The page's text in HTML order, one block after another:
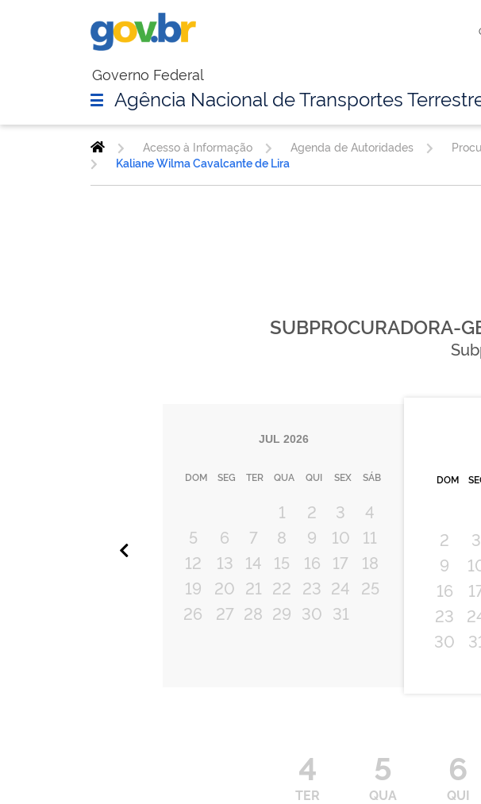
Governo Federal
Agência Nacional de Transportes
Acesso à Informação Agenda de Autoridades
Kaliane Wilma Cavalcante de Lira
SUBPROCURADORA-
JUL 2026
DOM SEG TER QUA QUI SEX SÁB
1 2 3
4
5
6 7 8 9 10
11
12
13 14 15 16 17
18
19
20 21 22 23 24 25
26
27 28 29 30 31
DOM
2
3
9
16
23
30
4
TER
5
QUA
6
QUI